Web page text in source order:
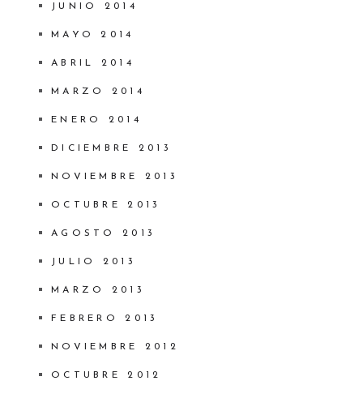
JUNIO 2014
MAYO 2014
ABRIL 2014
MARZO 2014
ENERO 2014
DICIEMBRE 2013
NOVIEMBRE 2013
OCTUBRE 2013
AGOSTO 2013
JULIO 2013
MARZO 2013
FEBRERO 2013
NOVIEMBRE 2012
OCTUBRE 2012